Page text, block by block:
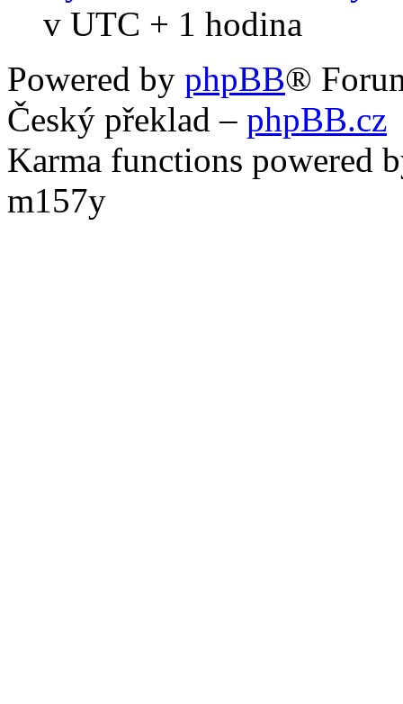
v UTC + 1 hodina
Powered by phpBB®
Český překlad – phpBB.cz
Karma functions powered
m157y